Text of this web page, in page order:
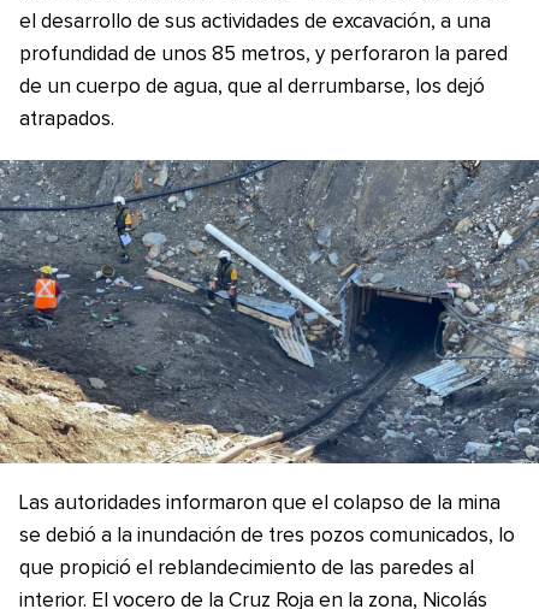
el desarrollo de sus actividades de excavación, a una
profundidad de unos 85 metros, y perforaron la pared
de un cuerpo de agua, que al derrumbarse, los dejó
atrapados.
Las autoridades informaron que el colapso de la mina
se debió a la inundación de tres pozos comunicados, lo
que propició el reblandecimiento de las paredes al
interior. El vocero de la Cruz Roja en la zona, Nicolás